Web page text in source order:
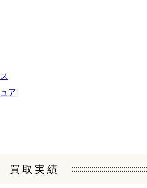
ア
買取実績